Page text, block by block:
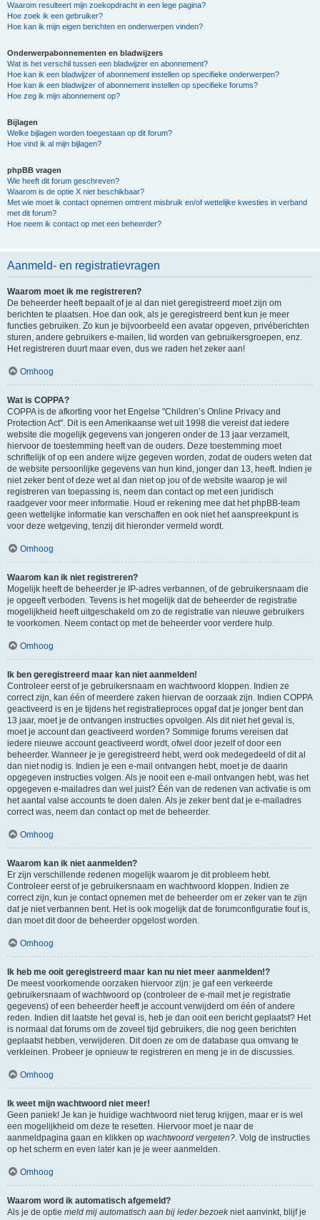
Waarom resulteert mijn zoekopdracht in een lege pagina?
Hoe zoek ik een gebruiker?
Hoe kan ik mijn eigen berichten en onderwerpen vinden?
Onderwerpabonnementen en bladwijzers
Wat is het verschil tussen een bladwijzer en abonnement?
Hoe kan ik een bladwijzer of abonnement instellen op specifieke onderwerpen?
Hoe kan ik een bladwijzer of abonnement instellen op specifieke forums?
Hoe zeg ik mijn abonnement op?
Bijlagen
Welke bijlagen worden toegestaan op dit forum?
Hoe vind ik al mijn bijlagen?
phpBB vragen
Wie heeft dit forum geschreven?
Waarom is de optie X niet beschikbaar?
Met wie moet ik contact opnemen omtrent misbruik en/of wettelijke kwesties in verband
met dit forum?
Hoe neem ik contact op met een beheerder?
Aanmeld- en registratievragen
Waarom moet ik me registreren?
De beheerder heeft bepaalt of je al dan niet geregistreerd moet zijn om
berichten te plaatsen. Hoe dan ook, als je geregistreerd bent kun je meer
functies gebruiken. Zo kun je bijvoorbeeld een avatar opgeven, privéberichten
sturen, andere gebruikers e-mailen, lid worden van gebruikersgroepen, enz.
Het registreren duurt maar even, dus we raden het zeker aan!
Omhoog
Wat is COPPA?
COPPA is de afkorting voor het Engelse "Children’s Online Privacy and
Protection Act". Dit is een Amerikaanse wet uit 1998 die vereist dat iedere
website die mogelijk gegevens van jongeren onder de 13 jaar verzamelt,
hiervoor de toestemming heeft van de ouders. Deze toestemming moet
schriftelijk of op een andere wijze gegeven worden, zodat de ouders weten dat
de website persoonlijke gegevens van hun kind, jonger dan 13, heeft. Indien je
niet zeker bent of deze wet al dan niet op jou of de website waarop je wil
registreren van toepassing is, neem dan contact op met een juridisch
raadgever voor meer informatie. Houd er rekening mee dat het phpBB-team
geen wettelijke informatie kan verschaffen en ook niet het aanspreekpunt is
voor deze wetgeving, tenzij dit hieronder vermeld wordt.
Omhoog
Waarom kan ik niet registreren?
Mogelijk heeft de beheerder je IP-adres verbannen, of de gebruikersnaam die
je opgeeft verboden. Tevens is het mogelijk dat de beheerder de registratie
mogelijkheid heeft uitgeschakeld om zo de registratie van nieuwe gebruikers
te voorkomen. Neem contact op met de beheerder voor verdere hulp.
Omhoog
Ik ben geregistreerd maar kan niet aanmelden!
Controleer eerst of je gebruikersnaam en wachtwoord kloppen. Indien ze
correct zijn, kan één of meerdere zaken hiervan de oorzaak zijn. Indien COPPA
geactiveerd is en je tijdens het registratieproces opgaf dat je jonger bent dan
13 jaar, moet je de ontvangen instructies opvolgen. Als dit niet het geval is,
moet je account dan geactiveerd worden? Sommige forums vereisen dat
iedere nieuwe account geactiveerd wordt, ofwel door jezelf of door een
beheerder. Wanneer je je geregistreerd hebt, werd ook medegedeeld of dit al
dan niet nodig is. Indien je een e-mail ontvangen hebt, moet je de daarin
opgegeven instructies volgen. Als je nooit een e-mail ontvangen hebt, was het
opgegeven e-mailadres dan wel juist? Één van de redenen van activatie is om
het aantal valse accounts te doen dalen. Als je zeker bent dat je e-mailadres
correct was, neem dan contact op met de beheerder.
Omhoog
Waarom kan ik niet aanmelden?
Er zijn verschillende redenen mogelijk waarom je dit probleem hebt.
Controleer eerst of je gebruikersnaam en wachtwoord kloppen. Indien ze
correct zijn, kun je contact opnemen met de beheerder om er zeker van te zijn
dat je niet verbannen bent. Het is ook mogelijk dat de forumconfiguratie fout is,
dan moet dit door de beheerder opgelost worden.
Omhoog
Ik heb me ooit geregistreerd maar kan nu niet meer aanmelden!?
De meest voorkomende oorzaken hiervoor zijn: je gaf een verkeerde
gebruikersnaam of wachtwoord op (controleer de e-mail met je registratie
gegevens) of een beheerder heeft je account verwijderd om één of andere
reden. Indien dit laatste het geval is, heb je dan ooit een bericht geplaatst? Het
is normaal dat forums om de zoveel tijd gebruikers, die nog geen berichten
geplaatst hebben, verwijderen. Dit doen ze om de database qua omvang te
verkleinen. Probeer je opnieuw te registreren en meng je in de discussies.
Omhoog
Ik weet mijn wachtwoord niet meer!
Geen paniek! Je kan je huidige wachtwoord niet terug krijgen, maar er is wel
een mogelijkheid om deze te resetten. Hiervoor moet je naar de
aanmeldpagina gaan en klikken op wachtwoord vergeten?. Volg de instructies
op het scherm en even later kan je je weer aanmelden.
Omhoog
Waarom word ik automatisch afgemeld?
Als je de optie meld mij automatisch aan bij ieder bezoekniet aanvinkt, blijf je